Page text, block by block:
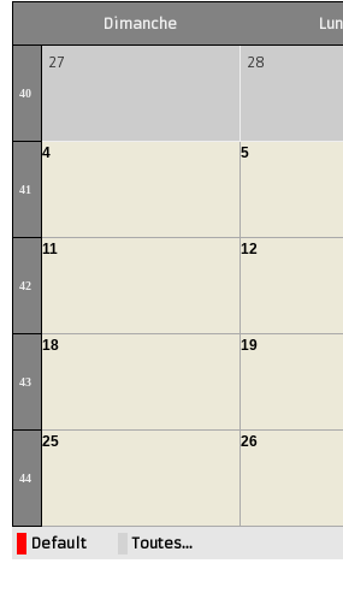
Dimanche
40
27 28
41
4 5
42
11 12
43
18 19
44
25 26
Default Toutes…